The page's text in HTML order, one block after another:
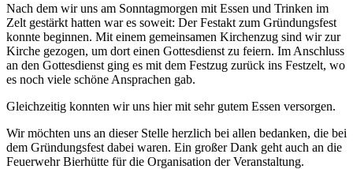
Nach dem wir uns am Sonntagmorgen mit Essen und Trinken im
Zelt gestärkt hatten war es soweit: Der Festakt zum Gründungsfest
konnte beginnen. Mit einem gemeinsamen Kirchenzug sind wir zur
Kirche gezogen, um dort einen Gottesdienst zu feiern. Im Anschluss
an den Gottesdienst ging es mit dem Festzug zurück ins Festzelt, wo
es noch viele schöne Ansprachen gab.
Gleichzeitig konnten wir uns hier mit sehr gutem Essen versorgen.
Wir möchten uns an dieser Stelle herzlich bei allen bedanken, die bei
dem Gründungsfest dabei waren. Ein großer Dank geht auch an die
Feuerwehr Bierhütte für die Organisation der Veranstaltung.